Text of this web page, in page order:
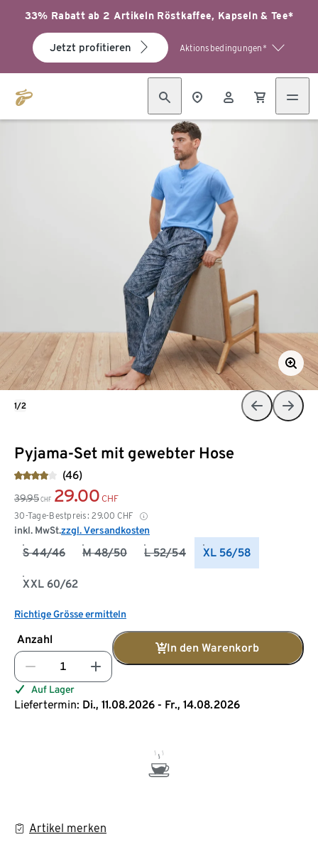
33% Rabatt ab 2 Artikeln Röstkaffee, Kapseln & Tee*
Jetzt profitieren Aktionsbedingungen*
Pyjama-Set mit gewebter Hose
(46)
39.95 CHF 29.00 CHF
30-Tage-Bestpreis: 29.00 CHF
inkl. MwSt.zzgl. Versandkosten
S 44/46 M 48/50 L 52/54 XL 56/58
XXL 60/62
Richtige Grösse ermitteln
Anzahl
In den Warenkorb
Auf Lager
Liefertermin: Di., 11.08.2026 - Fr., 14.08.2026
Artikel merken
1/2